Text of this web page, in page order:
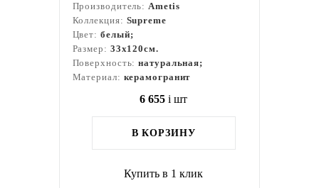
Производитель:Ametis
Коллекция: Supreme
Цвет: белый;
Размер: 33x120см.
Поверхность:натуральная;
Материал: керамогранит
6 655 i шт
В КОРЗИНУ
Купить в 1 клик